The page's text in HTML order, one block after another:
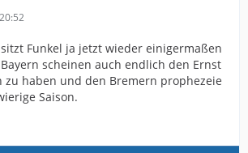
Funkel ja jetzt wieder einigermaßen
scheinen auch endlich den Ernst
zu haben und den Bremern prophezeie
Saison.